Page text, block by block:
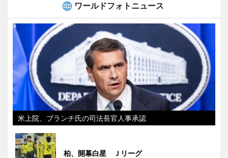
ワールドフォトニュース
米上院、ブランチ氏の司法長官人事承認
柏、開幕白星 Ｊリーグ